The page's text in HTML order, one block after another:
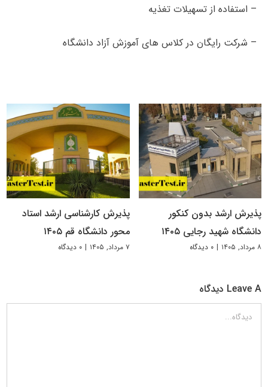
– استفاده از تسهیلات تغذیه
– شرکت رایگان در کلاس ­های آموزش آزاد دانشگاه
پذیرش ارشد بدون کنکور
دانشگاه شهید رجایی ۱۴۰۵
۸ مرداد, ۱۴۰۵ | ۰ دیدگاه
پذیرش کارشناسی ارشد استاد
محور دانشگاه قم ۱۴۰۵
۷ مرداد, ۱۴۰۵ | ۰ دیدگاه
Leave A دیدگاه
دیدگاه